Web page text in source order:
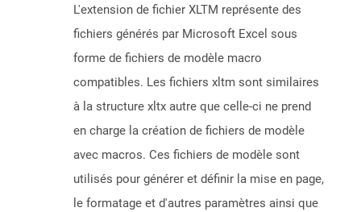
L'extension de fichier XLTM représente des
fichiers générés par Microsoft Excel sous
forme de fichiers de modèle macro
compatibles. Les fichiers xltm sont similaires
à la structure xltx autre que celle-ci ne prend
en charge la création de fichiers de modèle
avec macros. Ces fichiers de modèle sont
utilisés pour générer et définir la mise en page,
le formatage et d'autres paramètres ainsi que